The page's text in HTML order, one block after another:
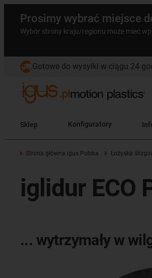
Prosimy wybrać miejsce
Wybór strony kraju/regionu może mieć
Gotowe do wysyłki w ciągu 24
Sklep Konfiguratory
Strona główna igus Polska Łożyska
iglidur ECO
... wytrzymały w